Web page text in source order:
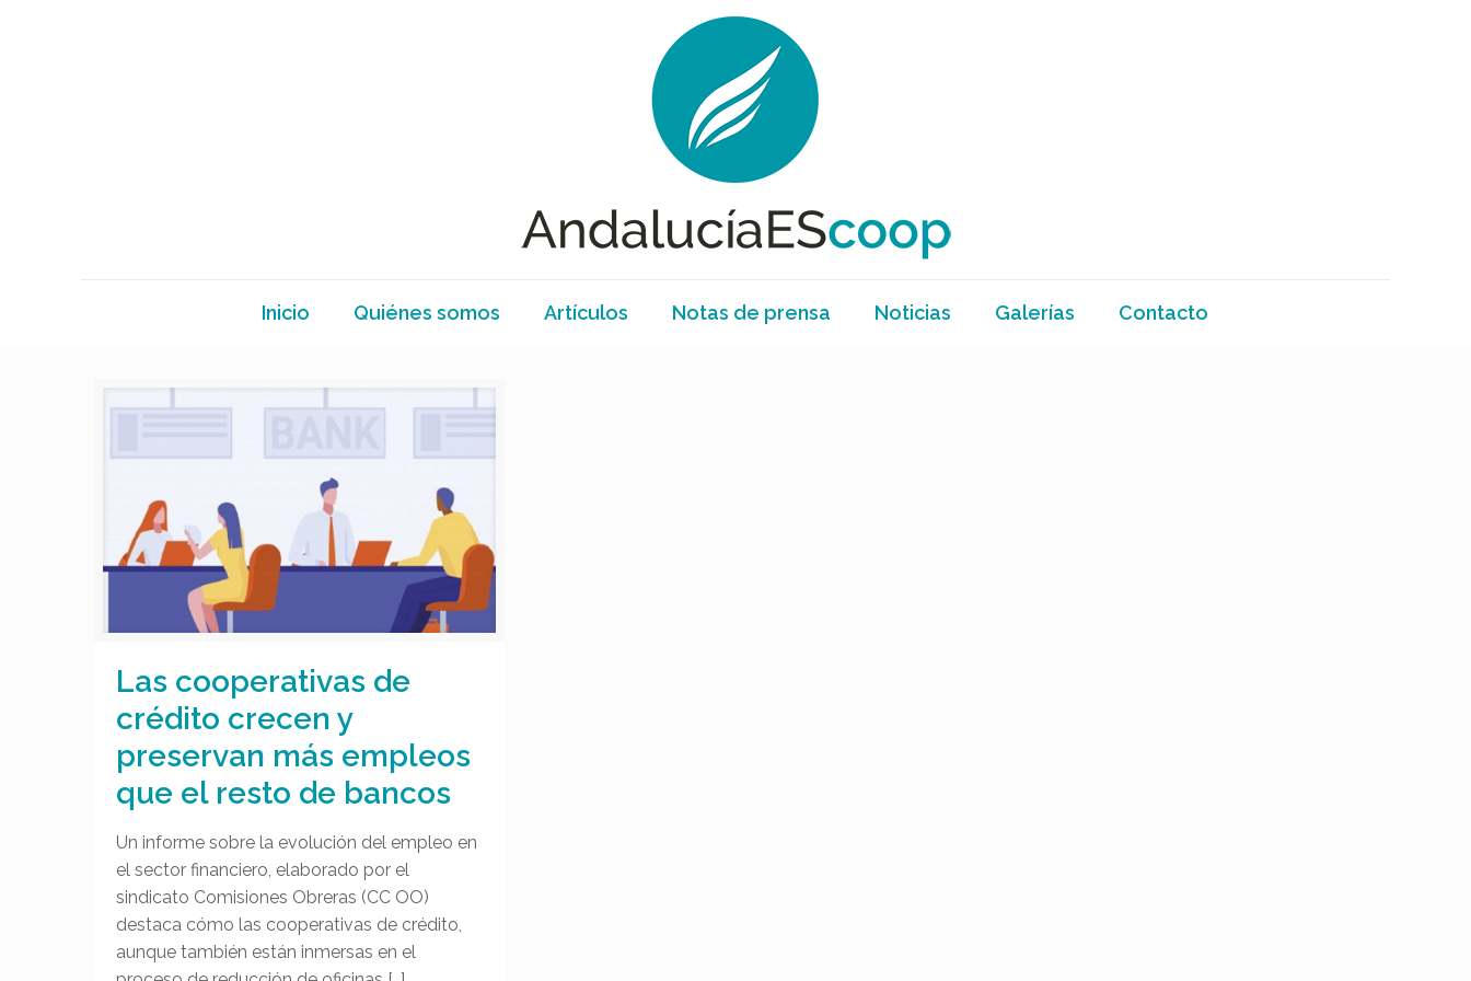
Inicio Quiénes somos Artículos Notas de prensa Noticias Galerías Contacto
Las cooperativas de
crédito crecen y
preservan más empleos
que el resto de bancos
Un informe sobre la evolución del empleo en
el sector financiero, elaborado por el
sindicato Comisiones Obreras (CC OO)
destaca cómo las cooperativas de crédito,
aunque también están inmersas en el